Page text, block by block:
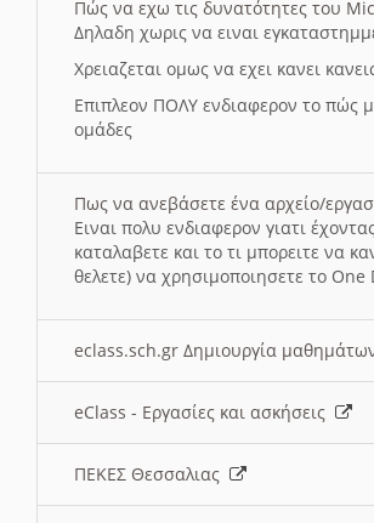
Πώς να εχω τις δυνατότητες του
Δηλαδη χωρις να ειναι
Χρειαζεται ομως να εχει κανει
Επιπλεον ΠΟΛΥ ενδιαφερον το πώς
ομάδες
Πως να ανεβάσετε ένα αρχείο/
Ειναι πολυ ενδιαφερον γιατι
καταλαβετε και το τι μπορειτε να
θελετε) να χρησιμοποιησετε το One
eclass.sch.gr Δημιουργία
eClass - Εργασίες και ασκήσεις
ΠΕΚΕΣ Θεσσαλιας